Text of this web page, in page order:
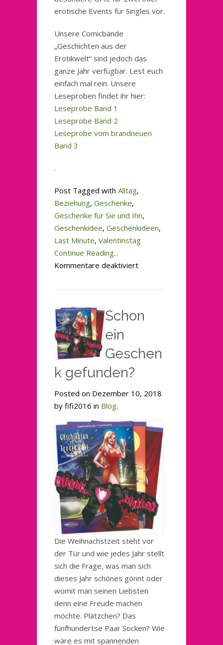
erotische Events für Singles vor.
Unsere Comicbände
„Geschichten aus der
Erotikwelt“ sind jedoch das
ganze Jahr verfügbar. Lest euch
einfach mal rein. Unsere
Leseproben findet ihr hier:
Leseprobe Band 1
Leseprobe Band 2
Leseprobe vom brandneuen
Band 3
.
Post Tagged with Alltag,
Beziehung, Geschenke,
Geschenke für Sie und Ihn,
Geschenkidee, Geschenkideen,
Last Minute, Valentinstag
Continue Reading...
Kommentare deaktiviertfür
den
Schon
ein
Geschen
k gefunden?
Posted on Dezember 10, 2018
by fifi2016 in Blog.
Die Weihnachstzeit steht vor
der Tür und wie jedes Jahr stellt
sich die Frage, was man sich
dieses Jahr schönes gönnt oder
womit man seinen Liebsten
denn eine Freude machen
möchte. Plätzchen? Das
fünfhundertse Paar Socken? Wie
wäre es mit spannenden